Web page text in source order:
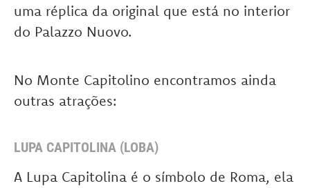
uma réplica da original que está no interior
do Palazzo Nuovo.
No Monte Capitolino encontramos ainda
outras atrações:
LUPA CAPITOLINA (LOBA)
A Lupa Capitolina é o símbolo de Roma, ela